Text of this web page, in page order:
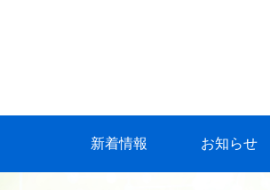
新着情報 お知らせ